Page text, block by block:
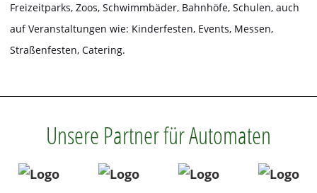
Freizeitparks, Zoos, Schwimmbäder, Bahnhöfe, Schulen, auch
auf Veranstaltungen wie: Kinderfesten, Events, Messen,
Straßenfesten, Catering.
Unsere Partner für Automaten